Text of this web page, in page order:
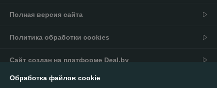
Полная версия сайта
Политика обработки cookies
Сайт создан на платформе Deal.by
Обработка файлов cookie